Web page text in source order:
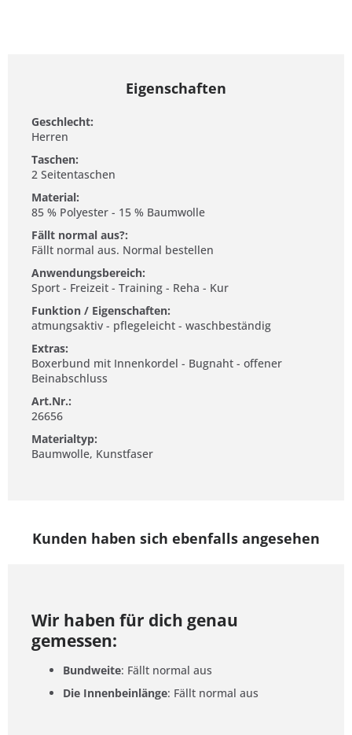
Eigenschaften
Geschlecht:
Herren
Taschen:
2 Seitentaschen
Material:
85 % Polyester - 15 % Baumwolle
Fällt normal aus?:
Fällt normal aus. Normal bestellen
Anwendungsbereich:
Sport - Freizeit - Training - Reha - Kur
Funktion / Eigenschaften:
atmungsaktiv - pflegeleicht - waschbeständig
Extras:
Boxerbund mit Innenkordel - Bugnaht - offener
Beinabschluss
Art.Nr.:
26656
Materialtyp:
Baumwolle, Kunstfaser
Kunden haben sich ebenfalls angesehen
Wir haben für dich genau
gemessen:
Bundweite: Fällt normal aus
Die Innenbeinlänge: Fällt normal aus